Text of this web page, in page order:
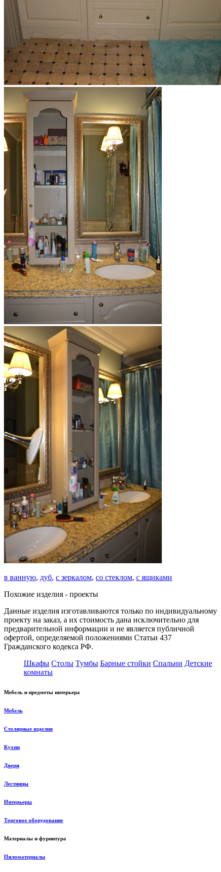
в ванную, дуб, с зеркалом, со стеклом, с ящиками
Похожие изделия - проекты
Данные изделия изготавливаются только по индивидуальному
проекту на заказ, а их стоимость дана исключительно для
предварительной информации и не является публичной
офертой, определяемой положениями Статьи 437
Гражданского кодекса РФ.
Шкафы Столы Тумбы Барные стойки Спальни Детские
комнаты
Мебель и предметы интерьера
Мебель
Столярные изделия
Кухни
Двери
Лестницы
Интерьеры
Торговое оборудование
Материалы и фурнитура
Пиломатериалы